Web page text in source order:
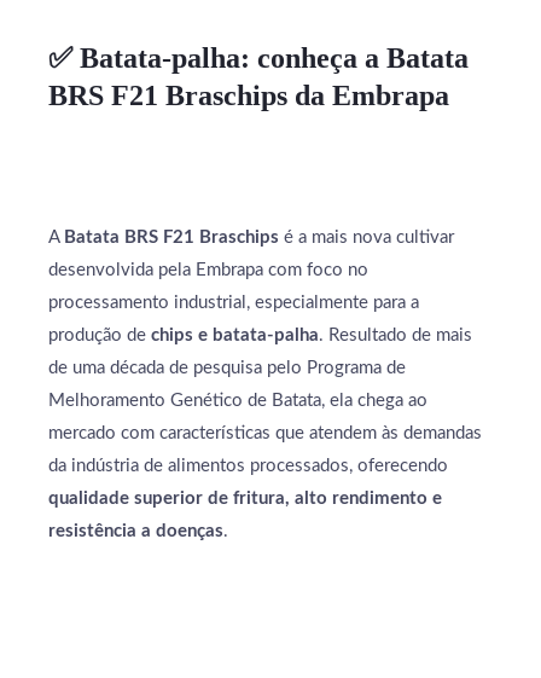
✅ Batata-palha: conheça a Batata
BRS F21 Braschips da Embrapa
A Batata BRS F21 Braschips é a mais nova cultivar
desenvolvida pela Embrapa com foco no
processamento industrial, especialmente para a
produção de chips e batata-palha. Resultado de mais
de uma década de pesquisa pelo Programa de
Melhoramento Genético de Batata, ela chega ao
mercado com características que atendem às demandas
da indústria de alimentos processados, oferecendo
qualidade superior de fritura, alto rendimento e
resistência a doenças.